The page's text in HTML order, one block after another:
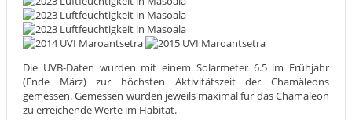
Die UVB-Daten wurden mit einem Solarmeter 6.5 im Frühjahr
(Ende März) zur höchsten Aktivitätszeit der Chamäleons
gemessen. Gemessen wurden jeweils maximal für das Chamäleon
zu erreichende Werte im Habitat.